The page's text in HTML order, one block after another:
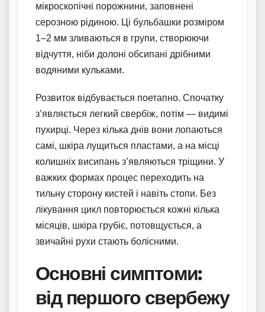
мікроскопічні порожнини, заповнені
серозною рідиною. Ці бульбашки розміром
1–2 мм зливаються в групи, створюючи
відчуття, ніби долоні обсипані дрібними
водяними кульками.
Розвиток відбувається поетапно. Спочатку
з’являється легкий свербіж, потім — видимі
пухирці. Через кілька днів вони лопаються
самі, шкіра лущиться пластами, а на місці
колишніх висипань з’являються тріщини. У
важких формах процес переходить на
тильну сторону кистей і навіть стопи. Без
лікування цикл повторюється кожні кілька
місяців, шкіра грубіє, потовщується, а
звичайні рухи стають болісними.
Основні симптоми:
від першого свербежу